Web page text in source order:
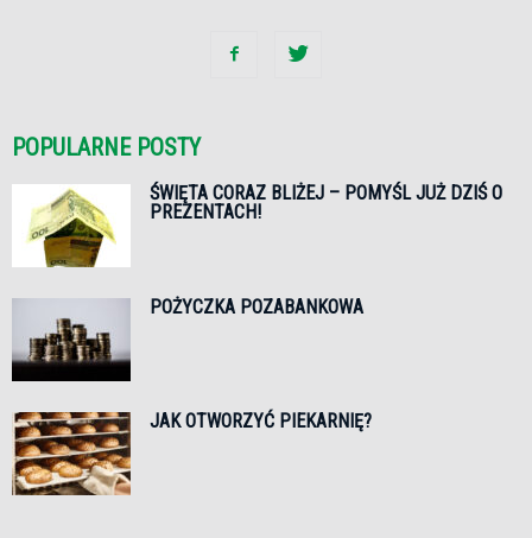
POPULARNE POSTY
ŚWIĘTA CORAZ BLIŻEJ – POMYŚL JUŻ DZIŚ O
PREZENTACH!
POŻYCZKA POZABANKOWA
JAK OTWORZYĆ PIEKARNIĘ?